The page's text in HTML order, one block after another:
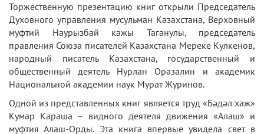
Торжественную презентацию книг открыли Председатель
Духовного управления мусульман Казахстана, Верховный
муфтий Наурызбай кажы Таганулы, председатель
правления Союза писателей Казахстана Мереке Кулкенов,
народный писатель Казахстана, государственный и
общественный деятель Нурлан Оразалин и академик
Национальной академии наук Мурат Журинов.
Одной из представленных книг является труд «Бәдәл хаж»
Кумар Караша – видного деятеля движения «Алаш» и
муфтия Алаш-Орды. Эта книга впервые увидела свет в